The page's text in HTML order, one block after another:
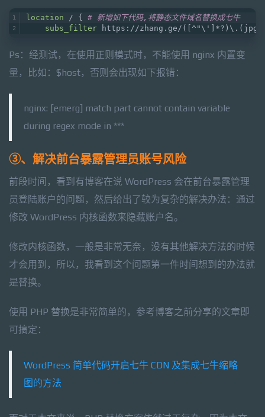
location / { # 新增如下代码,将静态文件域名替换成七牛
subs_filter https://zhang.ge/
Ps：经测试，在使用正则模式时，不能使用 nginx 内置变
量，比如：$host，否则会出现如下报错：
nginx: [emerg] match part cannot contain variable
during regex mode in ***
③、解决前台暴露管理员账号风险
前段时间，看到有博客在说 WordPress 会在前台暴露管理
员登陆账户的问题，然后给出了较为复杂的解决办法：通过
修改 WordPress 内核函数来隐藏账户名。
修改内核函数，一般是非常无奈，没有其他解决方法的时候
才会用到，所以，我看到这个问题第一件时间想到的办法就
是替换。
使用 PHP 替换是非常简单的，参考博客之前分享的文章即
可搞定：
WordPress 简单代码开启七牛 CDN 及集成七牛缩略
图的方法